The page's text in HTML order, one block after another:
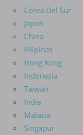
Corea Del Sur
Japon
China
Filipinas
Hong Kong
Indonesia
Taiwán
India
Malasia
Singapur